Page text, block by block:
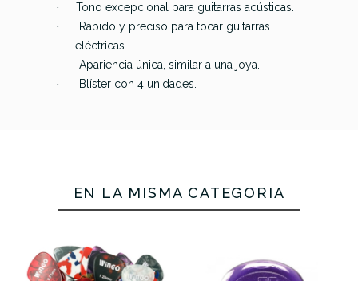
· Tono excepcional para guitarras acústicas.
·
Rápido y preciso para tocar guitarras
eléctricas.
· Apariencia única, similar a una joya.
· Blíster con 4 unidades.
Stubby
Escudo
3,00mm
Stubby
2,00mm
Violeta
Stubby
No hay características para comparar
EN LA MISMA CATEGORÍA